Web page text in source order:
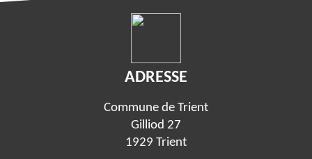
ADRESSE
Commune de Trient
Gilliod 27
1929 Trient